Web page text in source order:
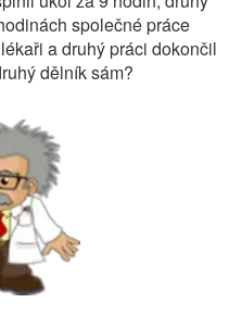
společné práce
a druhý práci dokončil
dělník sám?